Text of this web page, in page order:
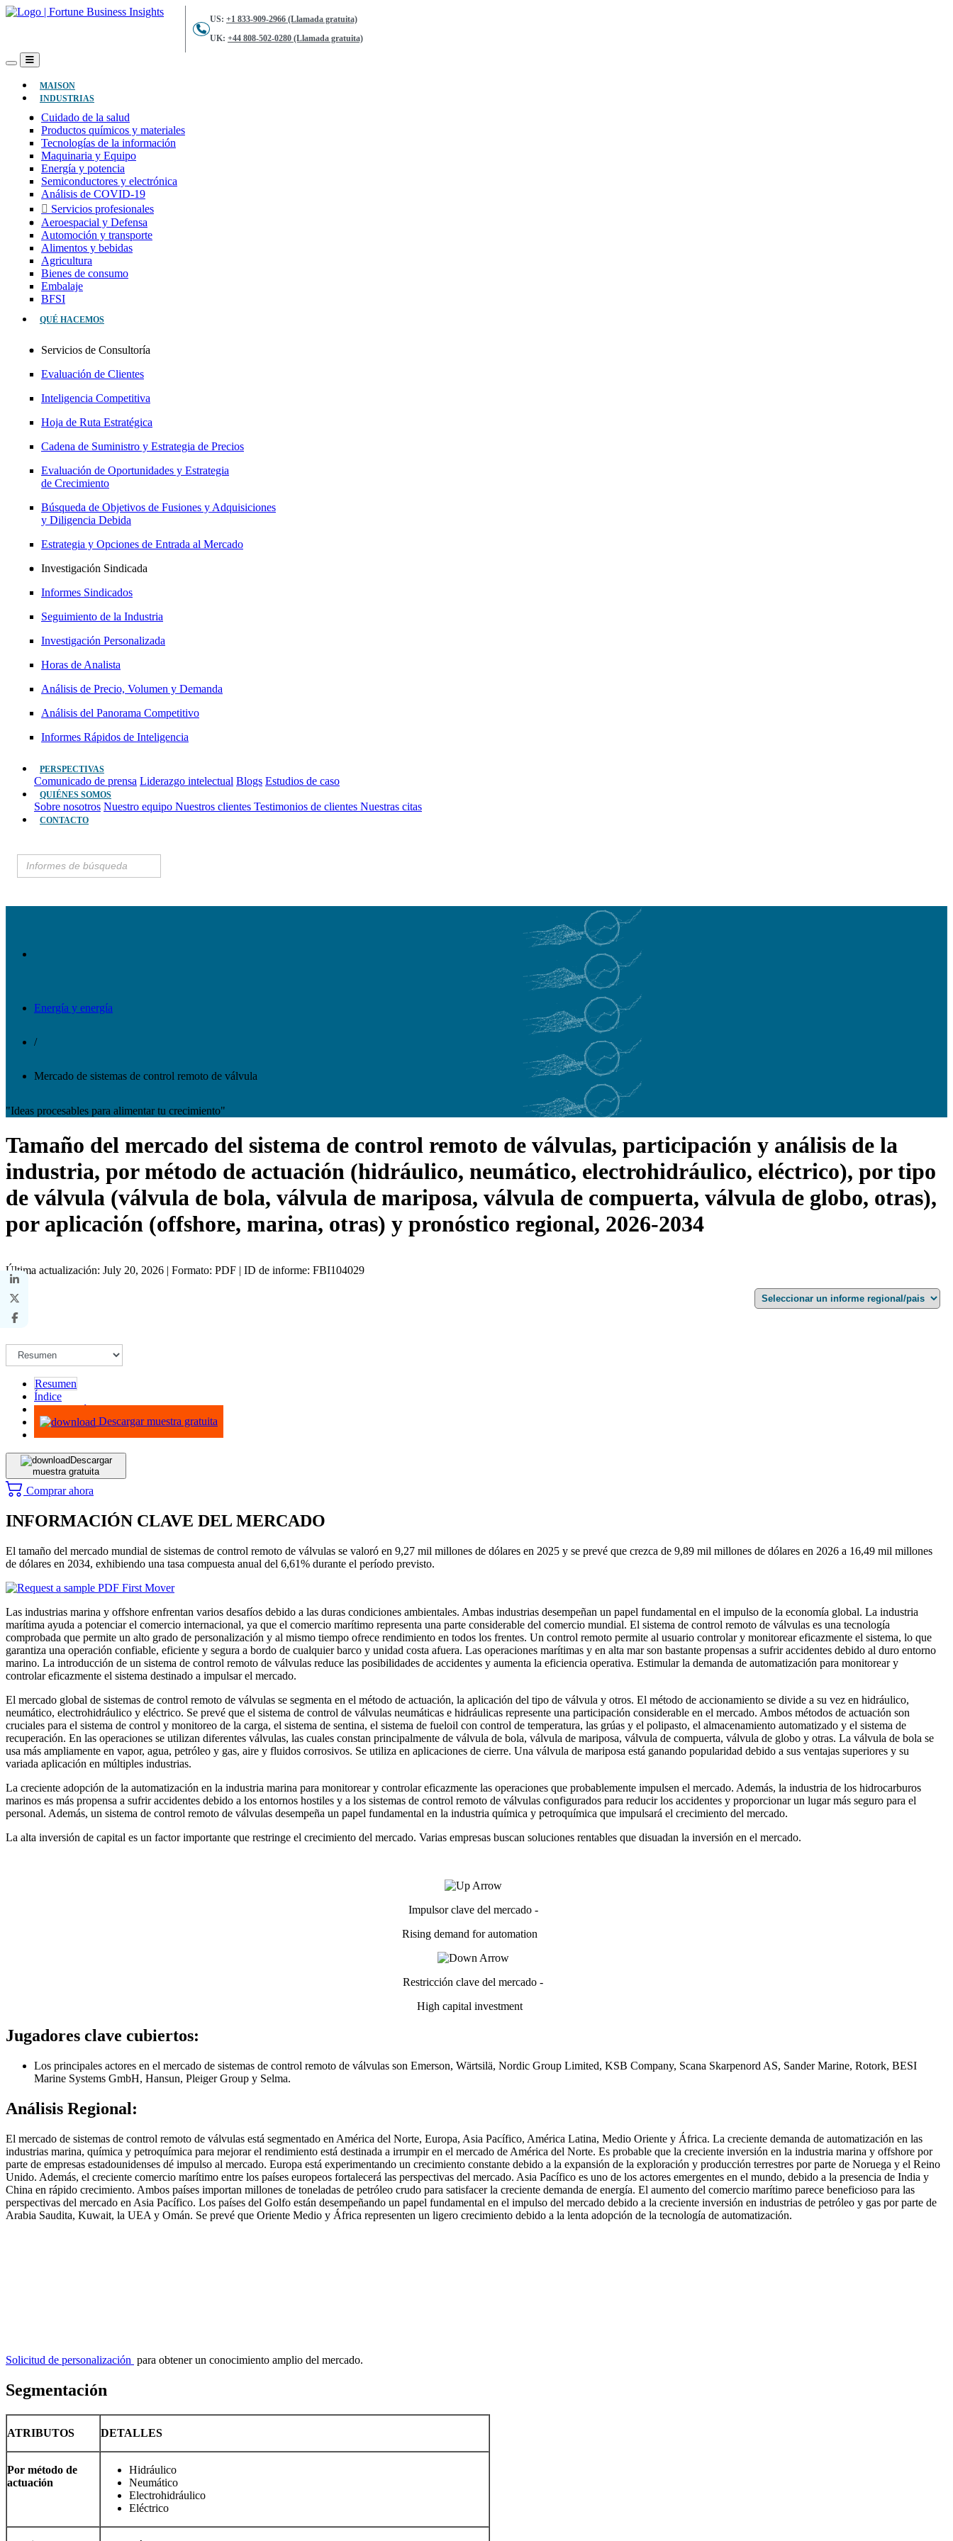
US: +1 833-909-2966 (Llamada gratuita)
UK: +44 808-502-0280 (Llamada gratuita)
MAISON(ACTUAL)
INDUSTRIAS
Cuidado de la salud
Productos químicos y materiales
Tecnologías de la información
Maquinaria y Equipo
Energía y potencia
Semiconductores y electrónica
Análisis de COVID-19
Servicios profesionales
Aeroespacial y Defensa
Automoción y transporte
Alimentos y bebidas
Agricultura
Bienes de consumo
Embalaje
BFSI
QUÉ HACEMOS
Servicios de Consultoría
Evaluación de Clientes
Inteligencia Competitiva
Hoja de Ruta Estratégica
Cadena de Suministro y Estrategia de Precios
Evaluación de Oportunidades y Estrategia
de Crecimiento
Búsqueda de Objetivos de Fusiones y Adquisiciones
y Diligencia Debida
Estrategia y Opciones de Entrada al Mercado
Investigación Sindicada
Informes Sindicados
Seguimiento de la Industria
Investigación Personalizada
Horas de Analista
Análisis de Precio, Volumen y Demanda
Análisis del Panorama Competitivo
Informes Rápidos de Inteligencia
PERSPECTIVAS
Comunicado de prensa Liderazgo intelectual Blogs Estudios de caso
QUIÉNES SOMOS
Sobre nosotros Nuestro equipo Nuestros clientes Testimonios de clientes Nuestras citas
CONTACTO
Energía y energía
/
Mercado de sistemas de control remoto de válvula
"Ideas procesables para alimentar tu crecimiento"
Tamaño del mercado del sistema de control remoto de válvulas, participación y análisis de la
industria, por método de actuación (hidráulico, neumático, electrohidráulico, eléctrico), por tipo
de válvula (válvula de bola, válvula de mariposa, válvula de compuerta, válvula de globo, otras),
por aplicación (offshore, marina, otras) y pronóstico regional, 2026-2034
Última actualización: July 20, 2026 | Formato: PDF | ID de informe: FBI104029
Resumen
Índice
Metodología
Descargar muestra gratuita
Descargar
muestra gratuita
Comprar ahora
INFORMACIÓN CLAVE DEL MERCADO
El tamaño del mercado mundial de sistemas de control remoto de válvulas se valoró en 9,27 mil millones de dólares en 2025 y se prevé que crezca de 9,89 mil millones de dólares en 2026 a 16,49 mil millones
de dólares en 2034, exhibiendo una tasa compuesta anual del 6,61% durante el período previsto.
Las industrias marina y offshore enfrentan varios desafíos debido a las duras condiciones ambientales. Ambas industrias desempeñan un papel fundamental en el impulso de la economía global. La industria
marítima ayuda a potenciar el comercio internacional, ya que el comercio marítimo representa una parte considerable del comercio mundial. El sistema de control remoto de válvulas es una tecnología
comprobada que permite un alto grado de personalización y al mismo tiempo ofrece rendimiento en todos los frentes. Un control remoto permite al usuario controlar y monitorear eficazmente el sistema, lo que
garantiza una operación confiable, eficiente y segura a bordo de cualquier barco y unidad costa afuera. Las operaciones marítimas y en alta mar son bastante propensas a sufrir accidentes debido al duro entorno
marino. La introducción de un sistema de control remoto de válvulas reduce las posibilidades de accidentes y aumenta la eficiencia operativa. Estimular la demanda de automatización para monitorear y
controlar eficazmente el sistema destinado a impulsar el mercado.
El mercado global de sistemas de control remoto de válvulas se segmenta en el método de actuación, la aplicación del tipo de válvula y otros. El método de accionamiento se divide a su vez en hidráulico,
neumático, electrohidráulico y eléctrico. Se prevé que el sistema de control de válvulas neumáticas e hidráulicas represente una participación considerable en el mercado. Ambos métodos de actuación son
cruciales para el sistema de control y monitoreo de la carga, el sistema de sentina, el sistema de fueloil con control de temperatura, las grúas y el polipasto, el almacenamiento automatizado y el sistema de
recuperación. En las operaciones se utilizan diferentes válvulas, las cuales constan principalmente de válvula de bola, válvula de mariposa, válvula de compuerta, válvula de globo y otras. La válvula de bola se
usa más ampliamente en vapor, agua, petróleo y gas, aire y fluidos corrosivos. Se utiliza en aplicaciones de cierre. Una válvula de mariposa está ganando popularidad debido a sus ventajas superiores y su
variada aplicación en múltiples industrias.
La creciente adopción de la automatización en la industria marina para monitorear y controlar eficazmente las operaciones que probablemente impulsen el mercado. Además, la industria de los hidrocarburos
marinos es más propensa a sufrir accidentes debido a los entornos hostiles y a los sistemas de control remoto de válvulas configurados para reducir los accidentes y proporcionar un lugar más seguro para el
personal. Además, un sistema de control remoto de válvulas desempeña un papel fundamental en la industria química y petroquímica que impulsará el crecimiento del mercado.
La alta inversión de capital es un factor importante que restringe el crecimiento del mercado. Varias empresas buscan soluciones rentables que disuadan la inversión en el mercado.
Impulsor clave del mercado -
Rising demand for automation
Restricción clave del mercado -
High capital investment
Jugadores clave cubiertos:
Los principales actores en el mercado de sistemas de control remoto de válvulas son Emerson, Wärtsilä, Nordic Group Limited, KSB Company, Scana Skarpenord AS, Sander Marine, Rotork, BESI
Marine Systems GmbH, Hansun, Pleiger Group y Selma.
Análisis Regional:
El mercado de sistemas de control remoto de válvulas está segmentado en América del Norte, Europa, Asia Pacífico, América Latina, Medio Oriente y África. La creciente demanda de automatización en las
industrias marina, química y petroquímica para mejorar el rendimiento está destinada a irrumpir en el mercado de América del Norte. Es probable que la creciente inversión en la industria marina y offshore por
parte de empresas estadounidenses dé impulso al mercado. Europa está experimentando un crecimiento constante debido a la expansión de la exploración y producción terrestres por parte de Noruega y el Reino
Unido. Además, el creciente comercio marítimo entre los países europeos fortalecerá las perspectivas del mercado. Asia Pacífico es uno de los actores emergentes en el mundo, debido a la presencia de India y
China en rápido crecimiento. Ambos países importan millones de toneladas de petróleo crudo para satisfacer la creciente demanda de energía. El aumento del comercio marítimo parece beneficioso para las
perspectivas del mercado en Asia Pacífico. Los países del Golfo están desempeñando un papel fundamental en el impulso del mercado debido a la creciente inversión en industrias de petróleo y gas por parte de
Arabia Saudita, Kuwait, la UEA y Omán. Se prevé que Oriente Medio y África representen un ligero crecimiento debido a la lenta adopción de la tecnología de automatización.
Solicitud de personalización para obtener un conocimiento amplio del mercado.
Segmentación
ATRIBUTOS DETALLES
Por método de
actuación
Hidráulico
Neumático
Electrohidráulico
Eléctrico